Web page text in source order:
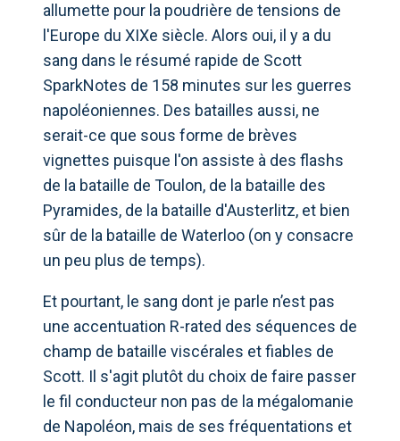
allumette pour la poudrière de tensions de
l'Europe du XIXe siècle. Alors oui, il y a du
sang dans le résumé rapide de Scott
SparkNotes de 158 minutes sur les guerres
napoléoniennes. Des batailles aussi, ne
serait-ce que sous forme de brèves
vignettes puisque l'on assiste à des flashs
de la bataille de Toulon, de la bataille des
Pyramides, de la bataille d'Austerlitz, et bien
sûr de la bataille de Waterloo (on y consacre
un peu plus de temps).
Et pourtant, le sang dont je parle n’est pas
une accentuation R-rated des séquences de
champ de bataille viscérales et fiables de
Scott. Il s'agit plutôt du choix de faire passer
le fil conducteur non pas de la mégalomanie
de Napoléon, mais de ses fréquentations et